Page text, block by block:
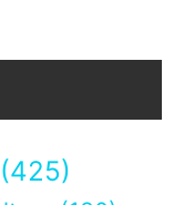
(425)